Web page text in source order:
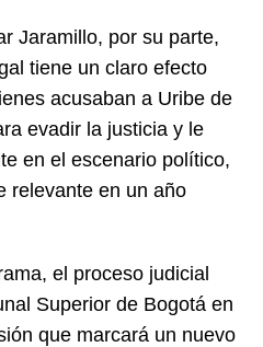
Jaramillo, por su parte,
tiene un claro efecto
acusaban a Uribe de
evadir la justicia y le
en el escenario político,
relevante en un año
el proceso judicial
Superior de Bogotá en
que marcará un nuevo